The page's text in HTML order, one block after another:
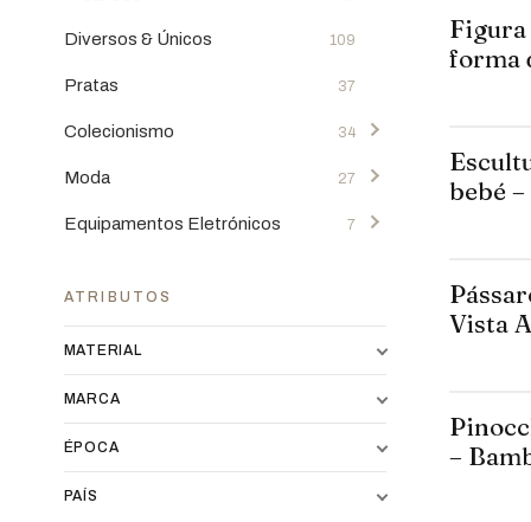
Caixas / Guarda-Jóias 11
Centros Mesa / Fruteiras 10
Espelhos
Bomboneiras / Potes Vidro
Diversos & Únicos 109
Pratas 37
Colecionismo 34
Medalhas 7
Moda 27
Malas 15
Equipamentos Eletrónicos 7
Vídeo
Leitores de CD
Outros
Foto
ATRIBUTOS
MATERIAL
MARCA
ÉPOCA
PAÍS
forma
bebé
Vista
–